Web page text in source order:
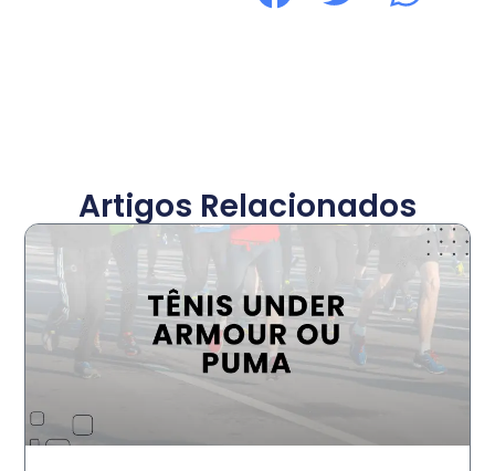
Artigos Relacionados